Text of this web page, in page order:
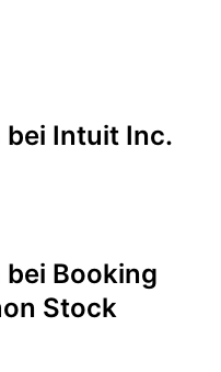
Intuit Inc.
Booking
Stock